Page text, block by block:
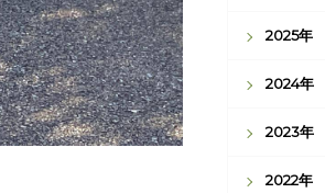
2025年
2024年
2023年
2022年